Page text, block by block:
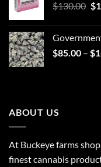
$130.00 $
$85.00 – $
ABOUT US
At Buckeye farms
finest cannabis